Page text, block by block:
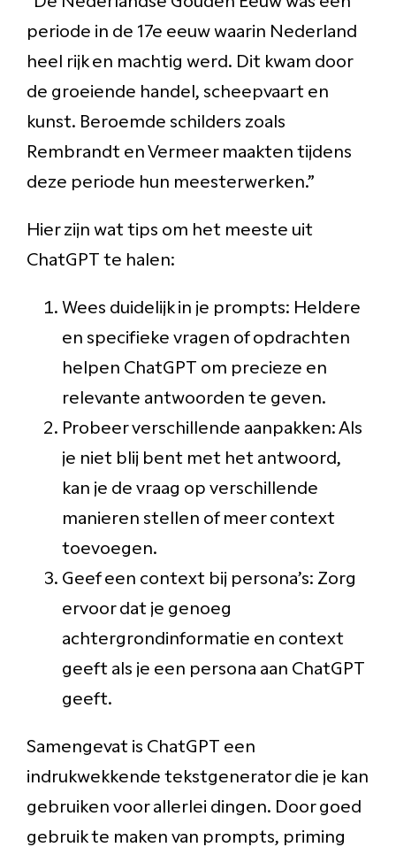
periode in de 17e eeuw waarin Nederland
heel rijk en machtig werd. Dit kwam door
de groeiende handel, scheepvaart en
kunst. Beroemde schilders zoals
Rembrandt en Vermeer maakten tijdens
deze periode hun meesterwerken.”
Hier zijn wat tips om het meeste uit
ChatGPT te halen:
Wees duidelijk in je prompts: Heldere
en specifieke vragen of opdrachten
helpen ChatGPT om precieze en
relevante antwoorden te geven.
Probeer verschillende aanpakken: Als
je niet blij bent met het antwoord,
kan je de vraag op verschillende
manieren stellen of meer context
toevoegen.
Geef een context bij persona’s: Zorg
ervoor dat je genoeg
achtergrondinformatie en context
geeft als je een persona aan ChatGPT
geeft.
Samengevat is ChatGPT een
indrukwekkende tekstgenerator die je kan
gebruiken voor allerlei dingen. Door goed
gebruik te maken van prompts, priming